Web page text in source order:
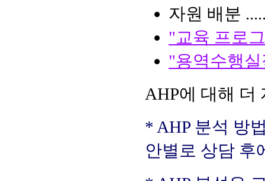
자원 배분
"교육 프로
"용역수행
AHP에 대해 더
* AHP 분석 방
안별로 상담 후